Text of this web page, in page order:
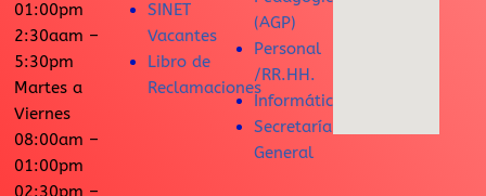
01:00pm
2:30aam –
5:30pm
Martes a
Viernes
08:00am –
01:00pm
02:30pm –
SINET
Vacantes
Libro de
Reclamaciones
(AGP)
Personal
/RR.HH.
Informática
Secretaría
General